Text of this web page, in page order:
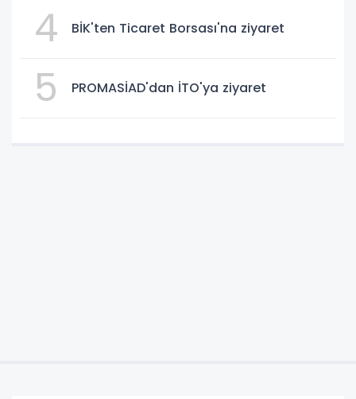
4 BİK'ten Ticaret Borsası'na ziyaret
5 PROMASİAD'dan İTO'ya ziyaret